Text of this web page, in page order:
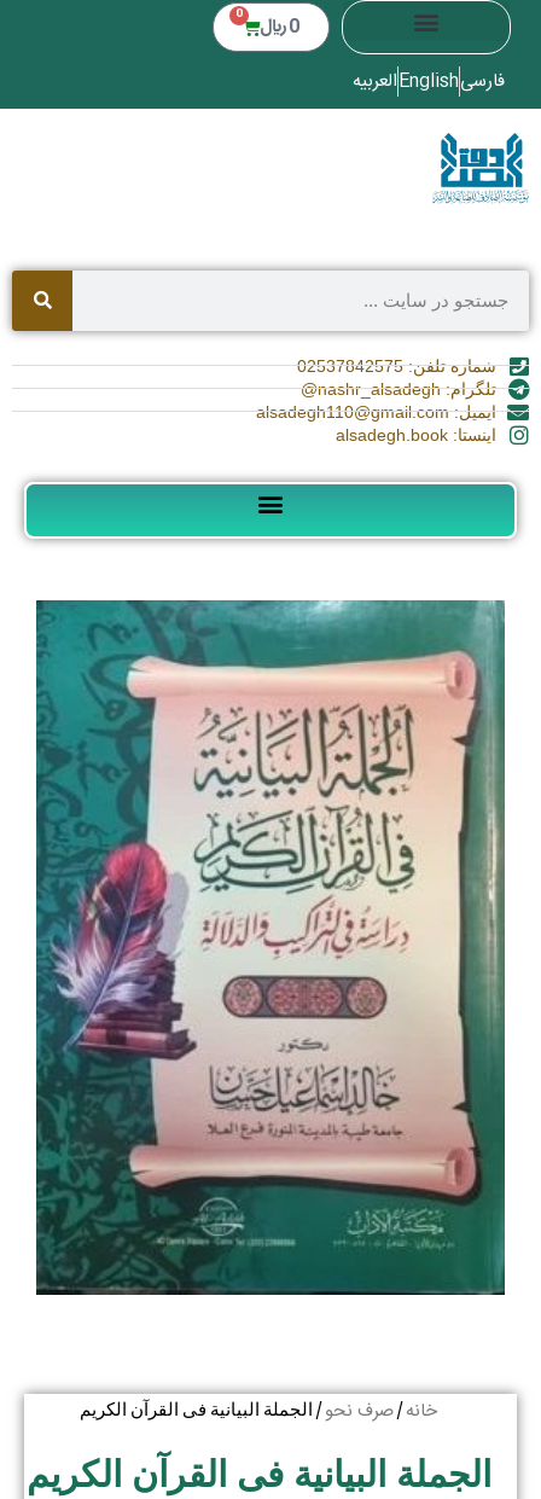
0 ﷼ 0
فارسیEnglishالعربیه
شماره تلفن: 02537842575
تلگرام: nashr_alsadegh@
ایمیل: alsadegh110@gmail.com
اینستا: alsadegh.book
خانه/ صرف نحو/ الجملة البیانیة فی القرآن الکریم
الجملة البیانیة فی القرآن الکریم